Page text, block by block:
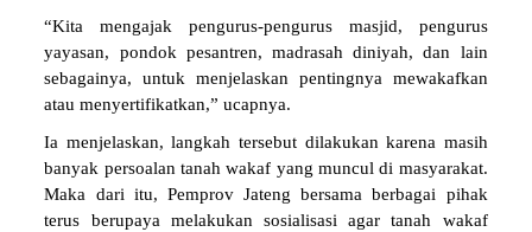
“Kita mengajak pengurus-pengurus masjid, pengurus
yayasan, pondok pesantren, madrasah diniyah, dan lain
sebagainya, untuk menjelaskan pentingnya mewakafkan
atau menyertifikatkan,” ucapnya.
Ia menjelaskan, langkah tersebut dilakukan karena masih
banyak persoalan tanah wakaf yang muncul di masyarakat.
Maka dari itu, Pemprov Jateng bersama berbagai pihak
terus berupaya melakukan sosialisasi agar tanah wakaf